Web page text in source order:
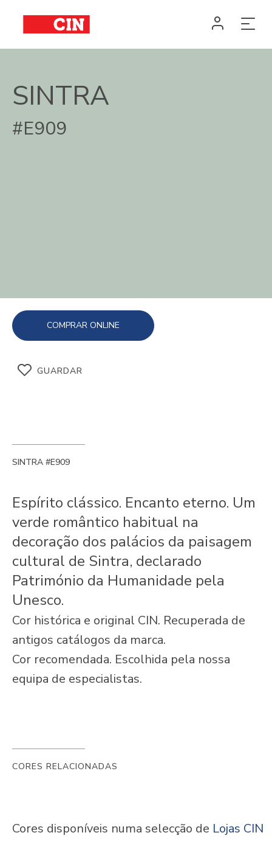
SINTRA
#E909
COMPRAR ONLINE
GUARDAR
SINTRA #E909
Espírito clássico. Encanto eterno. Um
verde romântico habitual na
decoração dos palácios da paisagem
cultural de Sintra, declarado
Património da Humanidade pela
Unesco.
Cor histórica e original CIN. Recuperada de
antigos catálogos da marca.
Cor recomendada. Escolhida pela nossa
equipa de especialistas.
CORES RELACIONADAS
Cores disponíveis numa selecção de Lojas CIN